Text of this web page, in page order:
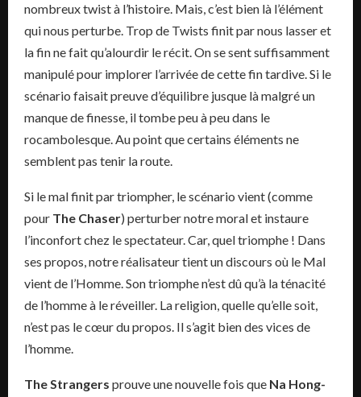
nombreux twist à l’histoire. Mais, c’est bien là l’élément
qui nous perturbe. Trop de Twists finit par nous lasser et
la fin ne fait qu’alourdir le récit. On se sent suffisamment
manipulé pour implorer l’arrivée de cette fin tardive. Si le
scénario faisait preuve d’équilibre jusque là malgré un
manque de finesse, il tombe peu à peu dans le
rocambolesque. Au point que certains éléments ne
semblent pas tenir la route.
Si le mal finit par triompher, le scénario vient (comme
pour The Chaser) perturber notre moral et instaure
l’inconfort chez le spectateur. Car, quel triomphe ! Dans
ses propos, notre réalisateur tient un discours où le Mal
vient de l’Homme. Son triomphe n’est dû qu’à la ténacité
de l’homme à le réveiller. La religion, quelle qu’elle soit,
n’est pas le cœur du propos. Il s’agit bien des vices de
l’homme.
The Strangers prouve une nouvelle fois que Na Hong-